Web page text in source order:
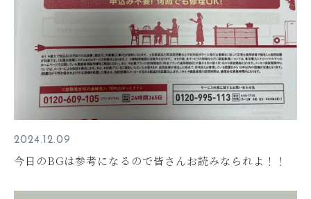
2024.12.09
今日のBGは参考になるので皆さんお読みなられよ！！